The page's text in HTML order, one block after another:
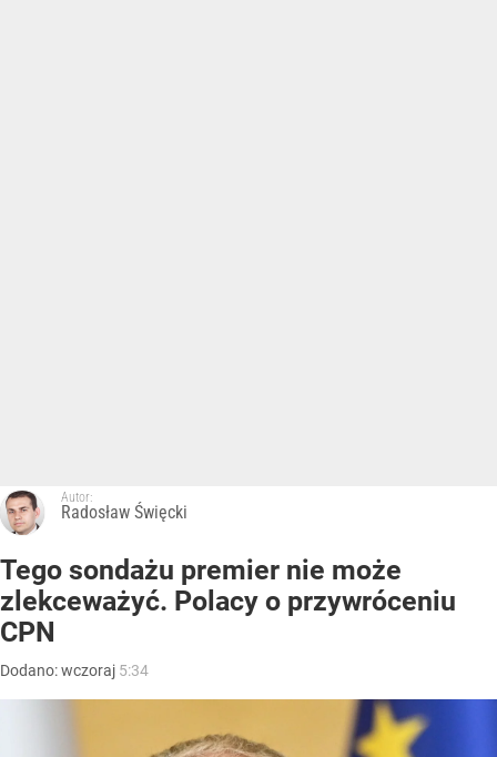
Autor:
Radosław Święcki
Tego sondażu premier nie może
zlekceważyć. Polacy o przywróceniu
CPN
Dodano:wczoraj 5:34